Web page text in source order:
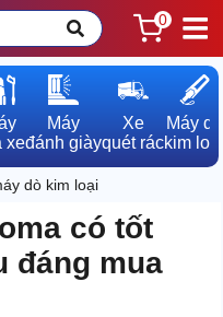
0
xe
Máy
đánh giày
Xe
quét rác
Máy dò
kim loại
dò kim loại
có tốt
đáng mua